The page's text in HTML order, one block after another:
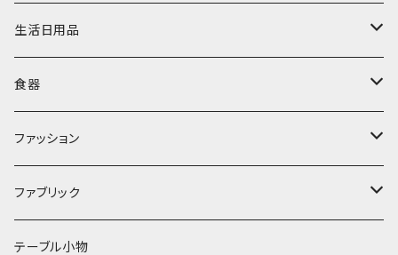
ミラー
ぬいぐるみ
時計
フラワーベース
ランプ
水筒・マグ
カトラリー
食器
その他
生活日用品
タオル・ハンカチ
キッチンクロス
その他
食器
コップ・マグカップ
プレート
ボウル
ファッション
バッグ
エプロン
ファブリック
タオル
テーブル小物